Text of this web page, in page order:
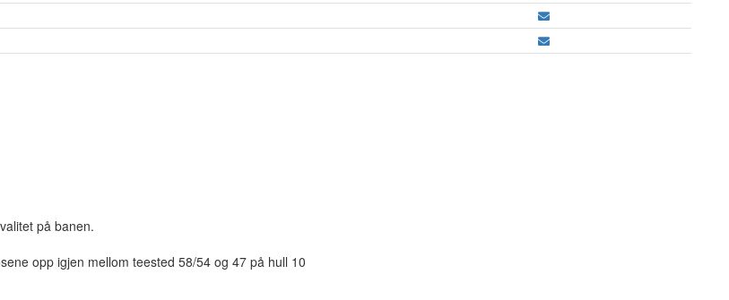
på banen.
opp igjen mellom teested 58/54 og 47 på hull 10